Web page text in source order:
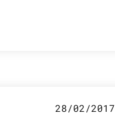
28/02/2017